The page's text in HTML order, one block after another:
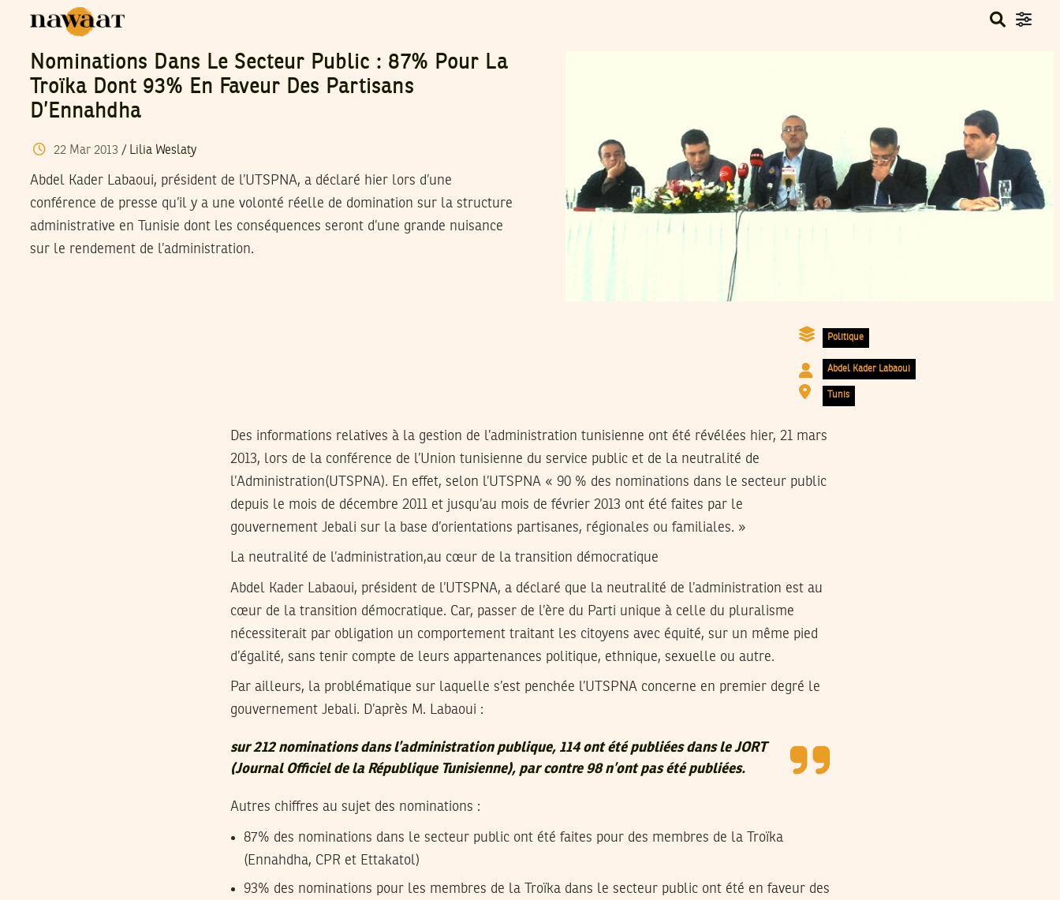
Nominations Dans Le Secteur Public : 87% Pour La
Troïka Dont 93% En Faveur Des Partisans
D’Ennahdha
22 Mar 2013 / Lilia Weslaty
Abdel Kader Labaoui, président de l’UTSPNA, a déclaré hier lors d’une
conférence de presse qu’il y a une volonté réelle de domination sur la structure
administrative en Tunisie dont les conséquences seront d’une grande nuisance
sur le rendement de l’administration.
Politique
Abdel Kader Labaoui
Tunis
Des informations relatives à la gestion de l’administration tunisienne ont été révélées hier, 21 mars
2013, lors de la conférence de l’Union tunisienne du service public et de la neutralité de
l’Administration(UTSPNA). En effet, selon l’UTSPNA « 90 % des nominations dans le secteur public
depuis le mois de décembre 2011 et jusqu’au mois de février 2013 ont été faites par le
gouvernement Jebali sur la base d’orientations partisanes, régionales ou familiales. »
La neutralité de l’administration,au cœur de la transition démocratique
Abdel Kader Labaoui, président de l’UTSPNA, a déclaré que la neutralité de l’administration est au
cœur de la transition démocratique. Car, passer de l’ère du Parti unique à celle du pluralisme
nécessiterait par obligation un comportement traitant les citoyens avec équité, sur un même pied
d’égalité, sans tenir compte de leurs appartenances politique, ethnique, sexuelle ou autre.
Par ailleurs, la problématique sur laquelle s’est penchée l’UTSPNA concerne en premier degré le
gouvernement Jebali. D’après M. Labaoui :
sur 212 nominations dans l’administration publique, 114 ont été publiées dans le JORT
(Journal Officiel de la République Tunisienne), par contre 98 n’ont pas été publiées.
Autres chiffres au sujet des nominations :
87% des nominations dans le secteur public ont été faites pour des membres de la Troïka
(Ennahdha, CPR et Ettakatol)
93% des nominations pour les membres de la Troïka dans le secteur public ont été en faveur des